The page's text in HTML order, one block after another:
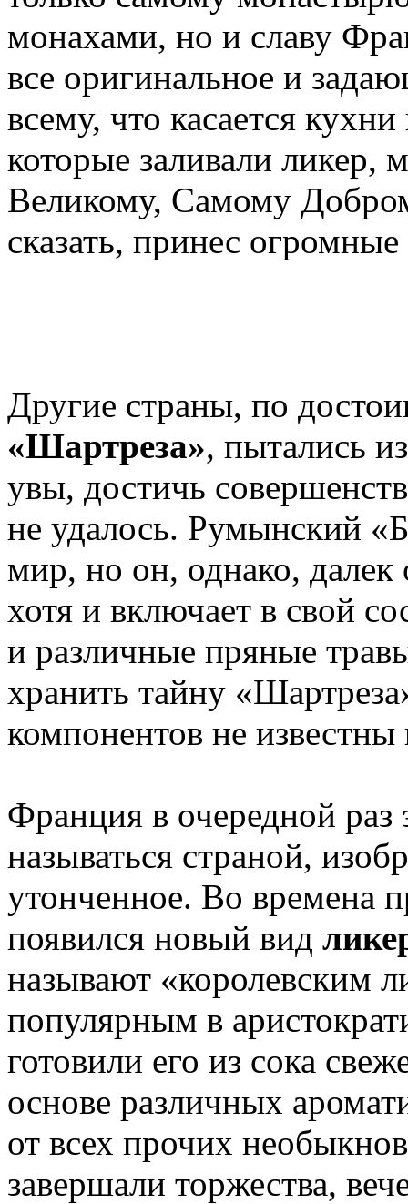
монахами, но и славу
все оригинальное и
всему, что касается
которые заливали
Великому, Самому
сказать, принес
Другие страны, по
«Шартреза», пытались
увы, достичь
не удалось. Румынский
мир, но он, однако, далек
хотя и включает в свой
и различные пряные
хранить тайну
компонентов не известны
Франция в очередной раз
называться страной,
утонченное. Во времена
появился новый вид
называют «королевским
популярным в
готовили его из сока
основе различных
от всех прочих
завершали торжества,